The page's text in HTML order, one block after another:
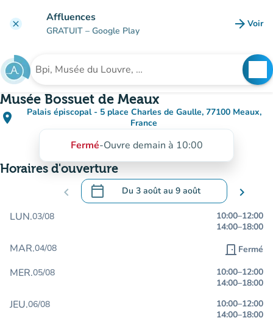
clear Affluences
GRATUIT – Google Play arrow_forward Voir
Rechercher un établissement
Musée Bossuet de Meaux
place
Palais épiscopal - 5 place Charles de Gaulle, 77100 Meaux,
France
(ouvrir dans Google Maps)
(nouvel onglet)
Fermé-Ouvre demain à 10:00
Horaires d'ouverture
chevron_left calendar_today Du 3 aoûtau 9 août
.Ouvrir le calendrier pour changer de
chevron_right
LUN.03/08 10:00–12:00
14:00–18:00
MAR.04/08 door_front Fermé
MER.05/08 10:00–12:00
14:00–18:00
JEU.06/08 10:00–12:00
14:00–18:00